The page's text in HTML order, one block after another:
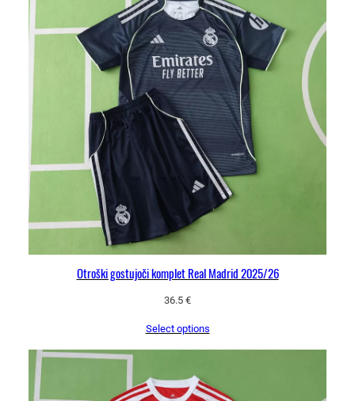
0
2
k
o
l
i
č
i
Otroški gostujoči komplet Real Madrid 2025/26
36.5 €
Select options